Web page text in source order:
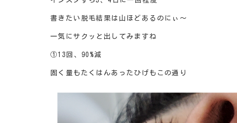
書きたい脱毛結果は山ほどあるのにぃ～
一気にサクッと出してみますね
①13回、90%減
固く量もたくはんあったひげもこの通り